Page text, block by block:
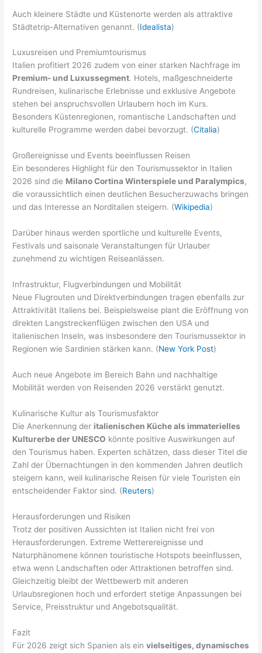
Auch kleinere Städte und Küstenorte werden als attraktive
Städtetrip-Alternativen genannt. (Idealista)
Luxusreisen und Premiumtourismus
Italien profitiert 2026 zudem von einer starken Nachfrage im
Premium- und Luxussegment. Hotels, maßgeschneiderte
Rundreisen, kulinarische Erlebnisse und exklusive Angebote
stehen bei anspruchsvollen Urlaubern hoch im Kurs.
Besonders Küstenregionen, romantische Landschaften und
kulturelle Programme werden dabei bevorzugt. (Citalia)
Großereignisse und Events beeinflussen Reisen
Ein besonderes Highlight für den Tourismussektor in Italien
2026 sind die Milano Cortina Winterspiele und Paralympics,
die voraussichtlich einen deutlichen Besucherzuwachs bringen
und das Interesse an Norditalien steigern. (Wikipedia)
Darüber hinaus werden sportliche und kulturelle Events,
Festivals und saisonale Veranstaltungen für Urlauber
zunehmend zu wichtigen Reiseanlässen.
Infrastruktur, Flugverbindungen und Mobilität
Neue Flugrouten und Direktverbindungen tragen ebenfalls zur
Attraktivität Italiens bei. Beispielsweise plant die Eröffnung von
direkten Langstreckenflügen zwischen den USA und
italienischen Inseln, was insbesondere den Tourismussektor in
Regionen wie Sardinien stärken kann. (New York Post)
Auch neue Angebote im Bereich Bahn und nachhaltige
Mobilität werden von Reisenden 2026 verstärkt genutzt.
Kulinarische Kultur als Tourismusfaktor
Die Anerkennung der italienischen Küche als immaterielles
Kulturerbe der UNESCO könnte positive Auswirkungen auf
den Tourismus haben. Experten schätzen, dass dieser Titel die
Zahl der Übernachtungen in den kommenden Jahren deutlich
steigern kann, weil kulinarische Reisen für viele Touristen ein
entscheidender Faktor sind. (Reuters)
Herausforderungen und Risiken
Trotz der positiven Aussichten ist Italien nicht frei von
Herausforderungen. Extreme Wetterereignisse und
Naturphänomene können touristische Hotspots beeinflussen,
etwa wenn Landschaften oder Attraktionen betroffen sind.
Gleichzeitig bleibt der Wettbewerb mit anderen
Urlaubsregionen hoch und erfordert stetige Anpassungen bei
Service, Preisstruktur und Angebotsqualität.
Fazit
Für 2026 zeigt sich Spanien als einvielseitiges, dynamisches